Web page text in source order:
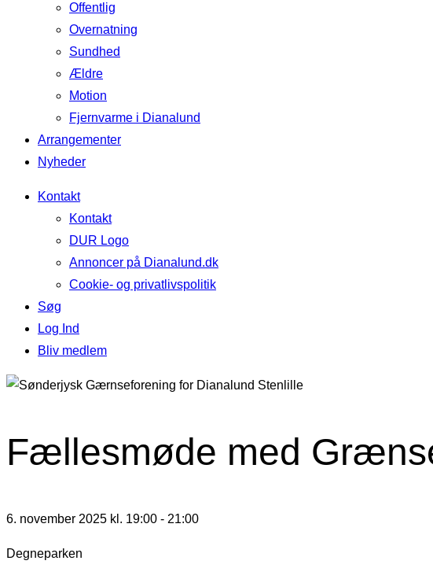
Offentlig
Overnatning
Sundhed
Ældre
Motion
Fjernvarme i Dianalund
Arrangementer
Nyheder
Kontakt
Kontakt
DUR Logo
Annoncer på Dianalund.dk
Cookie- og privatlivspolitik
Søg
Log Ind
Bliv medlem
Fællesmøde med
6. november 2025 kl. 19:00 - 21:00
Degneparken